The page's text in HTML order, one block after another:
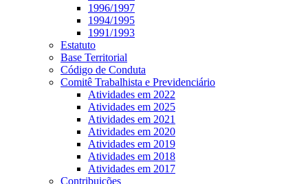
1996/1997
1994/1995
1991/1993
Estatuto
Base Territorial
Código de Conduta
Comitê Trabalhista e Previdenciário
Atividades em 2022
Atividades em 2025
Atividades em 2021
Atividades em 2020
Atividades em 2019
Atividades em 2018
Atividades em 2017
Contribuições